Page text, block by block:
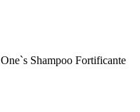
One`s Shampoo Fortificante